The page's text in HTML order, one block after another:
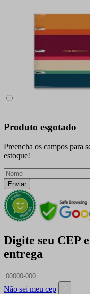
Produto esgotado
Preencha os campos para
estoque!
Enviar
Digite seu CEP
entrega
Não sei meu cep